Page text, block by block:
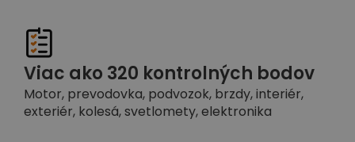
Viac ako 320 kontrolných bodov
Motor, prevodovka, podvozok, brzdy, interiér,
exteriér, kolesá, svetlomety, elektronika